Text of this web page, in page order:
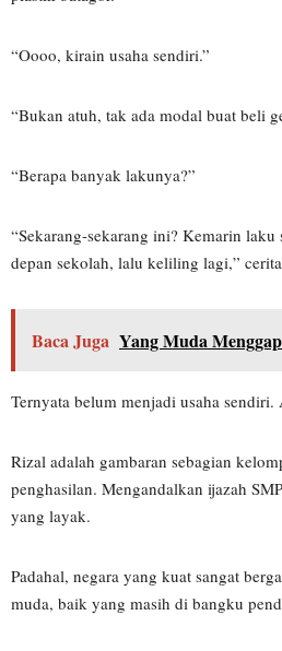
“Oooo, kirain usaha sendiri.”
“Bukan atuh, tak ada modal buat beli
“Berapa banyak lakunya?”
“Sekarang-sekarang ini? Kemarin
depan sekolah, lalu keliling lagi,”
Baca Juga Yang Muda
Ternyata belum menjadi usaha sendiri.
Rizal adalah gambaran sebagian
penghasilan. Mengandalkan ijazah
yang layak.
Padahal, negara yang kuat sangat
muda, baik yang masih di bangku